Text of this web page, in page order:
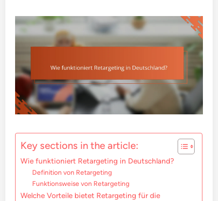
Key sections in the article:
Wie funktioniert Retargeting in Deutschland?
Definition von Retargeting
Funktionsweise von Retargeting
Welche Vorteile bietet Retargeting für die